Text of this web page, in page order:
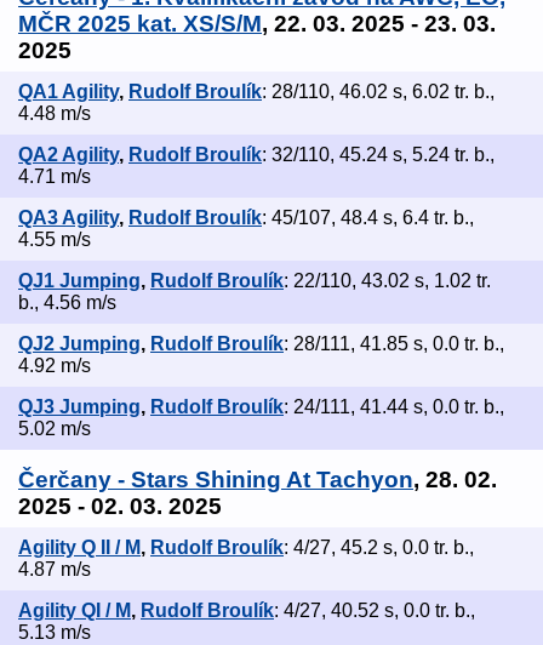
MČR 2025 kat. XS/S/M, 22. 03. 2025 - 23. 03.
2025
QA1 Agility, Rudolf Broulík: 28/110, 46.02 s, 6.02 tr. b.,
4.48 m/s
QA2 Agility, Rudolf Broulík: 32/110, 45.24 s, 5.24 tr. b.,
4.71 m/s
QA3 Agility, Rudolf Broulík: 45/107, 48.4 s, 6.4 tr. b.,
4.55 m/s
QJ1 Jumping, Rudolf Broulík: 22/110, 43.02 s, 1.02 tr.
b., 4.56 m/s
QJ2 Jumping, Rudolf Broulík: 28/111, 41.85 s, 0.0 tr. b.,
4.92 m/s
QJ3 Jumping, Rudolf Broulík: 24/111, 41.44 s, 0.0 tr. b.,
5.02 m/s
Čerčany - Stars Shining At Tachyon, 28. 02.
2025 - 02. 03. 2025
Agility Q II / M, Rudolf Broulík: 4/27, 45.2 s, 0.0 tr. b.,
4.87 m/s
Agility QI / M, Rudolf Broulík: 4/27, 40.52 s, 0.0 tr. b.,
5.13 m/s